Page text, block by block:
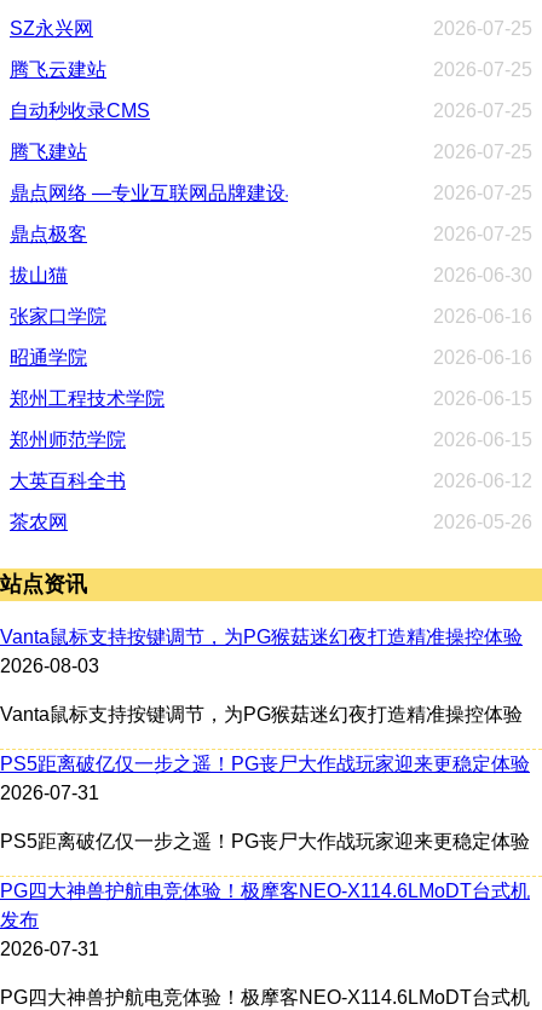
2026-07-25
SZ永兴网
2026-07-25
腾飞云建站
2026-07-25
自动秒收录CMS
2026-07-25
腾飞建站
2026-07-25
鼎点网络 —专业互联网品牌建设与数字营销服务商
2026-07-25
鼎点极客
2026-06-30
拔山猫
2026-06-16
张家口学院
2026-06-16
昭通学院
2026-06-15
郑州工程技术学院
2026-06-15
郑州师范学院
2026-06-12
大英百科全书
2026-05-26
茶农网
站点资讯
Vanta鼠标支持按键调节，为PG猴菇迷幻夜打造精准操控体验
2026-08-03
Vanta鼠标支持按键调节，为PG猴菇迷幻夜打造精准操控体验
PS5距离破亿仅一步之遥！PG丧尸大作战玩家迎来更稳定体验
2026-07-31
PS5距离破亿仅一步之遥！PG丧尸大作战玩家迎来更稳定体验
PG四大神兽护航电竞体验！极摩客NEO-X114.6LMoDT台式机
发布
2026-07-31
PG四大神兽护航电竞体验！极摩客NEO-X114.6LMoDT台式机